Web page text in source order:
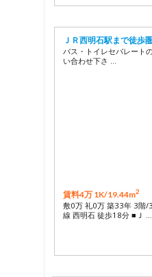
ＪＲ西明石駅まで徒歩
バス・トイレセパレート
い合わせ下さ …
賃料4万 1K/19.44m2
敷0万 礼0万 築33年 3階/
線 西明石 徒歩18分 ■Ｊ …